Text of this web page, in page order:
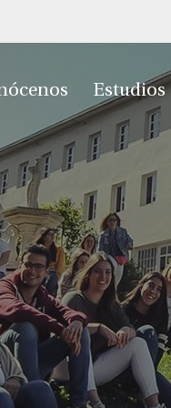
Estudios